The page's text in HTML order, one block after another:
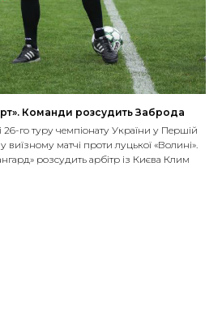
Команди розсудить Заброда
26-го туру чемпіонату України у Першій
у виїзному матчі проти луцької «Волині».
розсудить арбітр із Києва Клим